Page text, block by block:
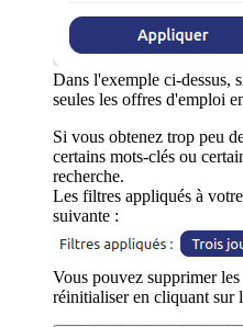
Dans l'exemple ci-dessus,
seules les offres d'emploi
Si vous obtenez trop peu
certains mots-clés ou
recherche.
Les filtres appliqués à
suivante :
Vous pouvez supprimer
réinitialiser en cliquant sur